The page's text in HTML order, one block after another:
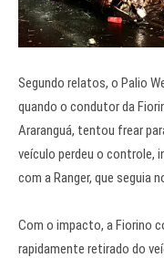
Segundo relatos, o Palio
quando o condutor da
Araranguá, tentou frear
veículo perdeu o controle,
com a Ranger, que seguia
Com o impacto, a Fiorino
rapidamente retirado do